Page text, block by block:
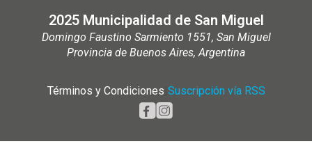
2025 Municipalidad de San Miguel
Domingo Faustino Sarmiento 1551, San Miguel
Provincia de Buenos Aires, Argentina
Términos y Condiciones Suscripción vía RSS